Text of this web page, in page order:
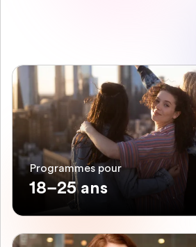
Programmes pour
18–25 ans